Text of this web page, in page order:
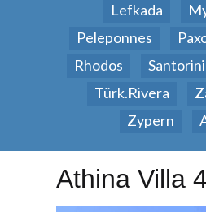
Lefkada
Peleponnes
Rhodos
Santorini
Türk.Rivera
Zypern
Athina Villa